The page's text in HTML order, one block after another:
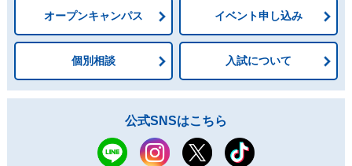
オープンキャンパス イベント申し込み
個別相談 入試について
公式SNSはこちら